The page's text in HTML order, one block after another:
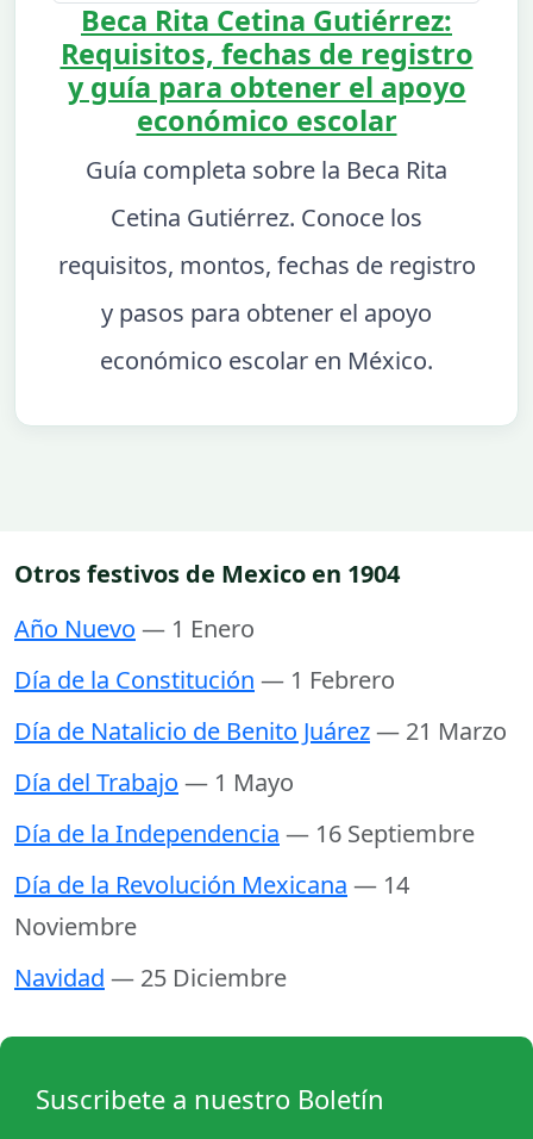
Beca Rita Cetina Gutiérrez:
Requisitos, fechas de registro
y guía para obtener el apoyo
económico escolar
Guía completa sobre la Beca Rita
Cetina Gutiérrez. Conoce los
requisitos, montos, fechas de registro
y pasos para obtener el apoyo
económico escolar en México.
Otros festivos de Mexico en 1904
Año Nuevo — 1 Enero
Día de la Constitución — 1 Febrero
Día de Natalicio de Benito Juárez— 21 Marzo
Día del Trabajo — 1 Mayo
Día de la Independencia — 16 Septiembre
Día de la Revolución Mexicana — 14
Noviembre
Navidad — 25 Diciembre
Suscribete a nuestro Boletín